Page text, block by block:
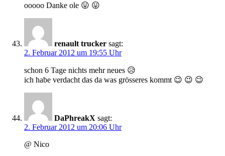
ooooo Danke ole 😛 😛
renault trucker sagt:
2. Februar 2012 um 19:55 Uhr
schon 6 Tage nichts mehr neues 😥
ich habe verdacht das da was grösseres kommt 😉 😉 😉
DaPhreakX sagt:
2. Februar 2012 um 20:06 Uhr
@ Nico